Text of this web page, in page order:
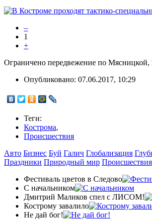
–
1
+
Ограничено передвежение по
Опубликовано: 07.06.2017, 10:29
Теги:
Кострома,
Происшествия
Авто Бизнес Буй Галич Глобализация
Праздники Природный мир Происшествия
Фестиваль цветов в Следово
С начальником
Дмитрий Маликов спел с ЛИСОМ!
Кострому завалило
Не дай бог!